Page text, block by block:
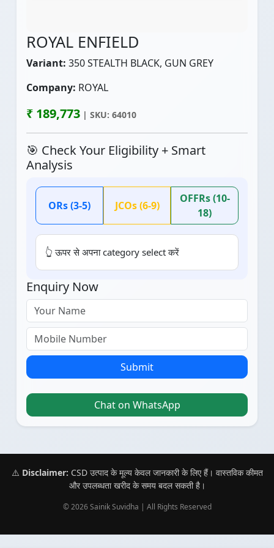
ROYAL ENFIELD
Variant: 350 STEALTH BLACK, GUN GREY
Company: ROYAL
₹ 189,773 | SKU: 64010
🎯 Check Your Eligibility + Smart
Analysis
ORs (3-5) JCOs (6-9)
OFFRs (10-
18)
👆 ऊपर से अपना category select करें
Enquiry Now
Submit
Chat on WhatsApp
⚠️ Disclaimer: CSD उत्पाद के मूल्य केवल जानकारी के लिए हैं। वास्तविक कीमत
और उपलब्धता खरीद के समय बदल सकती है।
© 2026 Sainik Suvidha | All Rights Reserved